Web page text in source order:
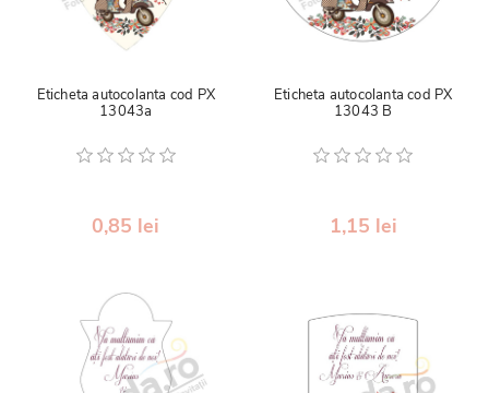
Eticheta autocolanta cod PX
13043a
0,85 lei
Eticheta autocolanta cod PX
13043 B
1,15 lei